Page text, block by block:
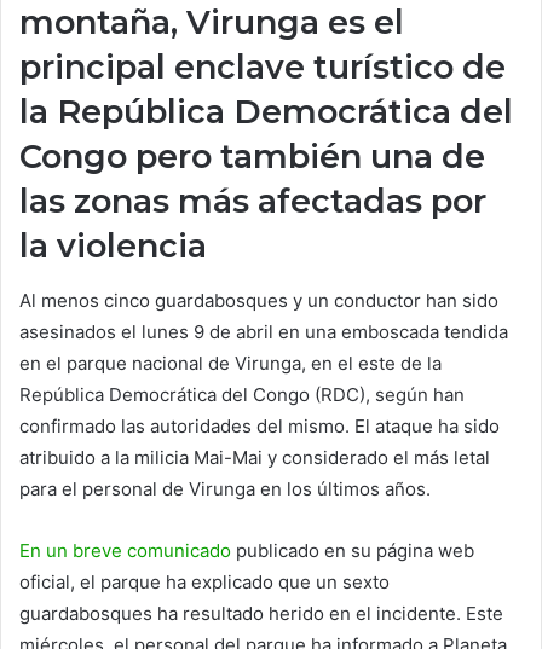
montaña, Virunga es el
principal enclave turístico de
la República Democrática del
Congo pero también una de
las zonas más afectadas por
la violencia
Al menos cinco guardabosques y un conductor han sido
asesinados el lunes 9 de abril en una emboscada tendida
en el parque nacional de Virunga, en el este de la
República Democrática del Congo (RDC), según han
confirmado las autoridades del mismo. El ataque ha sido
atribuido a la milicia Mai-Mai y considerado el más letal
para el personal de Virunga en los últimos años.
En un breve comunicado publicado en su página web
oficial, el parque ha explicado que un sexto
guardabosques ha resultado herido en el incidente. Este